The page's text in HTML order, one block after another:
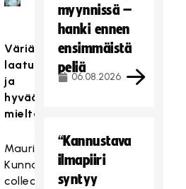
Väriä,
laatua
ja
hyvää
mieltä
Mauri
Kunnas
collection
myynnissä –
hanki ennen
ensimmäistä
peliä
06.08.2026
“Kannustava
ilmapiiri
syntyy